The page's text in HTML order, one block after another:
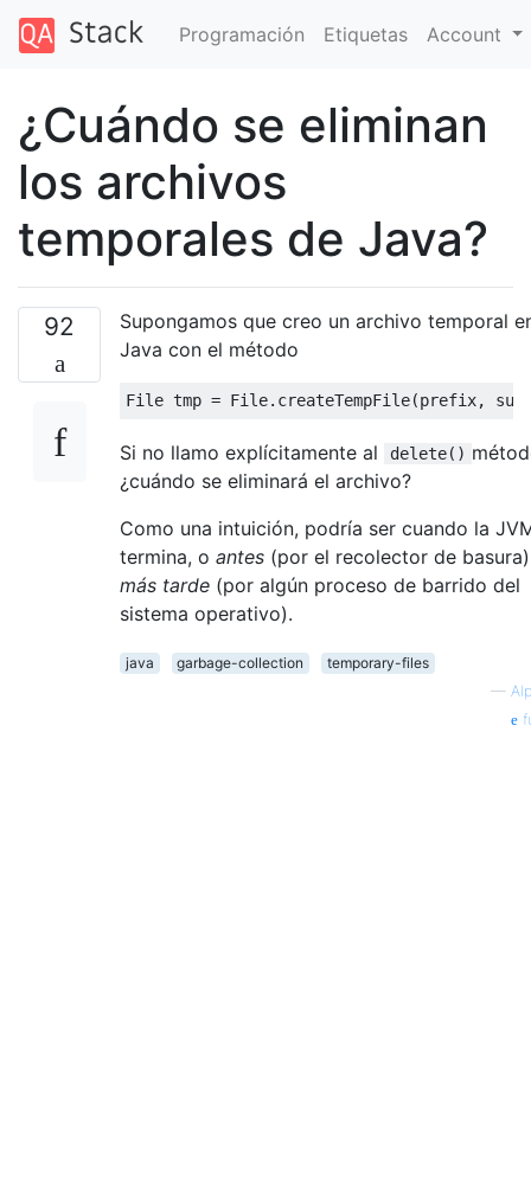
Programación Etiquetas Account
¿Cuándo se eliminan
los archivos
temporales de Java?
92
Supongamos que creo un archivo temporal
Java con el método
Si no llamo explícitamente al delete()
¿cuándo se eliminará el archivo?
Como una intuición, podría ser cuando la
termina, o antes (por el recolector de
más tarde (por algún proceso de barrido del
sistema operativo).
java garbage-collection
temporary-files
—